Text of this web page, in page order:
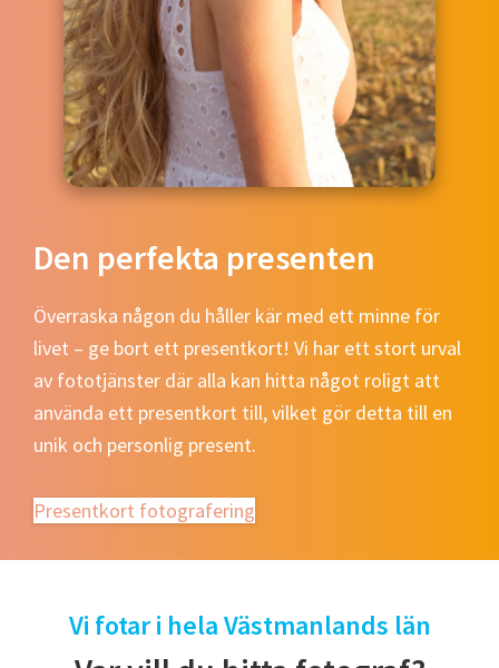
Den perfekta presenten
Överraska någon du håller kär med ett minne för
livet – ge bort ett presentkort! Vi har ett stort urval
av fototjänster där alla kan hitta något roligt att
använda ett presentkort till, vilket gör detta till en
unik och personlig present.
Presentkort fotografering
Vi fotar i hela Västmanlands län